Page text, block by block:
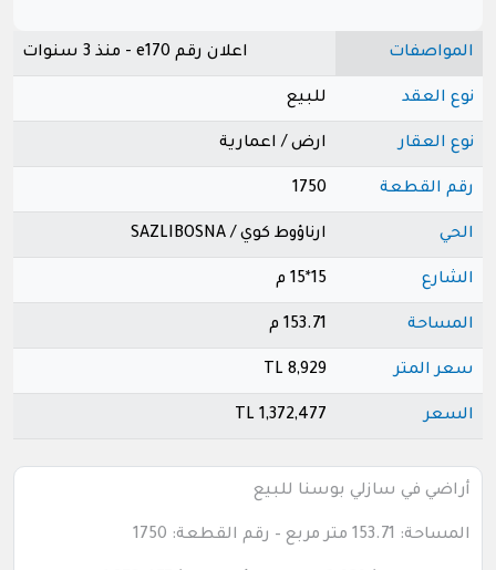
المواصفات اعلان رقم e170 - منذ 3 سنوات
نوع العقد للبيع
نوع العقار ارض / اعمارية
رقم القطعة 1750
الحي ارناؤوط كوي / SAZLIBOSNA
الشارع 15*15 م
المساحة 153.71 م
سعر المتر 8,929 TL
السعر 1,372,477 TL
أراضي في سازلي بوسنا للبيع
المساحة: 153.71 متر مربع – رقم القطعة: 1750